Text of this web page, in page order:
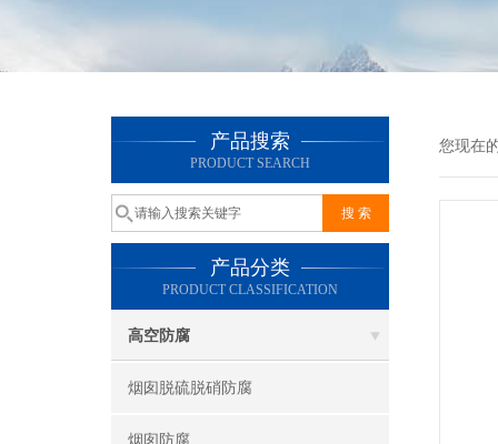
产品搜索
PRODUCT SEARCH
产品分类
PRODUCT CLASSIFICATION
高空防腐
烟囱脱硫脱硝防腐
烟囱防腐
您现在